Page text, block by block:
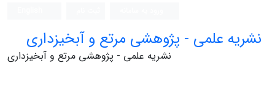
نشریه علمی - پژوهشی مرتع و آبخیزداری
نشریه علمی - پژوهشی مرتع و آبخیزداری